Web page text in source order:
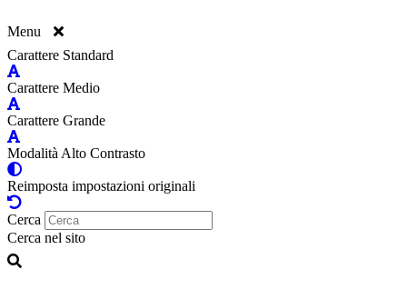
Menu
Carattere Standard
Carattere Medio
Carattere Grande
Modalità Alto Contrasto
Reimposta impostazioni originali
Cerca
Cerca nel sito